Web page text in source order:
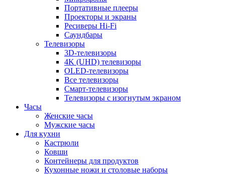
Портативные плееры
Проекторы и экраны
Ресиверы Hi-Fi
Саундбары
Телевизоры
3D-телевизоры
4K (UHD) телевизоры
OLED-телевизоры
Все телевизоры
Смарт-телевизоры
Телевизоры с изогнутым экраном
Часы
Женские часы
Мужские часы
Для кухни
Кастрюли
Ковши
Контейнеры для продуктов
Кухонные ножи и столовые наборы